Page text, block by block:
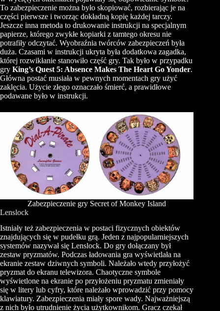
To zabezpieczenie można było skopiować, rozbierając je na
części pierwsze i tworząc dokładną kopię każdej tarczy.
Jeszcze inna metoda to drukowanie instrukcji na specjalnym
papierze, którego zwykłe kopiarki z tamtego okresu nie
potrafiły odczytać. Wyobraźnia twórców zabezpieczeń była
duża. Czasami w instrukcji ukryta była dodatkowa zagadka,
której rozwikłanie stanowiło część gry. Tak było w przypadku
gry King’s Quest 5: Absence Makes The Heart Go Yonder.
Główna postać musiała w pewnych momentach gry użyć
zaklęcia. Użycie złego oznaczało śmierć, a prawidłowe
podawane było w instrukcji.
Zabezpieczenie gry Secret of Monkey Island
Lenslock
Istniały też zabezpieczenia w postaci fizycznych obiektów
znajdujących się w pudełku grą. Jeden z najpopularniejszych
systemów nazywał się Lenslock. Do gry dołączany był
zestaw pryzmatów. Podczas ładowania gra wyświetlała na
ekranie zestaw dziwnych symboli. Należało wtedy przyłożyć
pryzmat do ekranu telewizora. Chaotyczne symbole
wyświetlone na ekranie po przyłożeniu pryzmatu zmieniały
się w litery lub cyfry, które należało wprowadzić przy pomocy
klawiatury. Zabezpieczenia miały spore wady. Najważniejszą
z nich było utrudnienie życia użytkownikom. Gracz czekał